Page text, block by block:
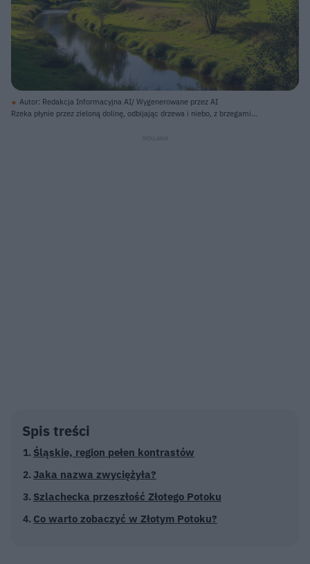
Autor: Redakcja Informacyjna AI/ Wygenerowane przez AI
Rzeka płynie przez zieloną dolinę, odbijając drzewa i niebo, z brzegami
łąki o soczystej zieleni, gdzieniegdzie pojawiają się pojedyncze drzewa i
Spis treści
Śląskie, region pełen kontrastów
Jaka nazwa zwyciężyła?
Szlachecka przeszłość Złotego Potoku
Co warto zobaczyć w Złotym Potoku?